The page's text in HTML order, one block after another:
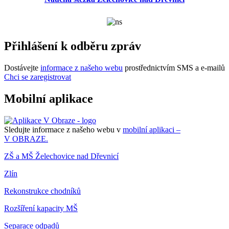
Přihlášení k odběru zpráv
Dostávejte informace z našeho webu prostřednictvím SMS a e-mailů
Chci se zaregistrovat
Mobilní aplikace
Sledujte informace z našeho webu v mobilní aplikaci –
V OBRAZE.
ZŠ a MŠ Želechovice nad Dřevnicí
Zlín
Rekonstrukce chodníků
Rozšíření kapacity MŠ
Separace odpadů